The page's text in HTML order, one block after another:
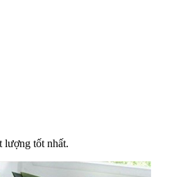
lượng tốt nhất.